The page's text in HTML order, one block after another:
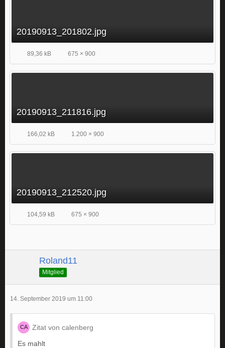
20190913_201802.jpg
89,36 kB 675 × 900
20190913_211816.jpg
166,02 kB 1.200 × 900
20190913_212520.jpg
104,59 kB 675 × 900
Roland11
Mitglied
14. September 2019 um 11:00
Zitat von calenberg
Es mahlt